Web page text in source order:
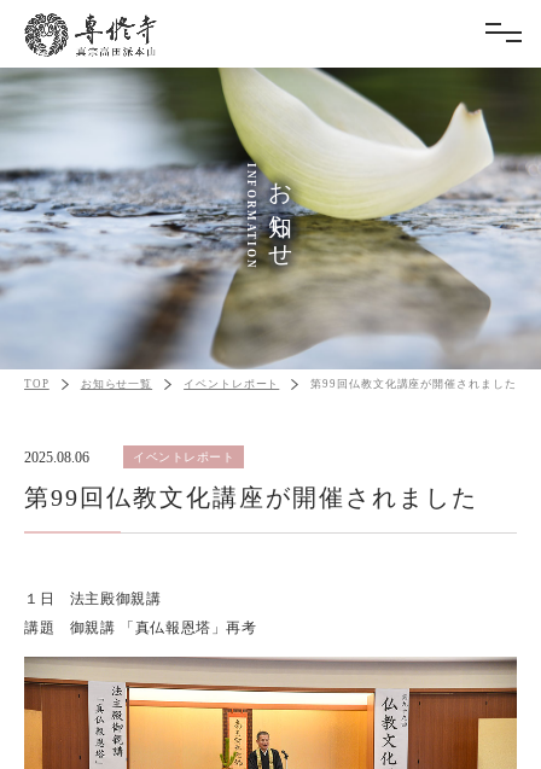
お知らせ
INFORMATION
TOP お知らせ一覧 イベントレポート 第99回仏教文化講座が開催されました
2025.08.06 イベントレポート
第99回仏教文化講座が開催されました
１日 法主殿御親講
講題 御親講 「真仏報恩塔」再考